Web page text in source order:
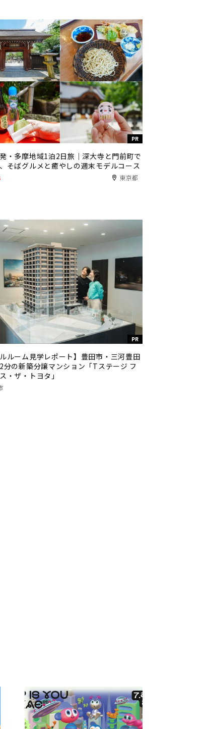
PR
・多摩地域1泊2日旅｜深大寺と門前町で
そばグルメと癒やしの週末モデルコース
東京都
PR
ルルーム見学レポート】豊田市・三河豊田
分の新築分譲マンション「Tステージ フ
・ザ・トヨタ」